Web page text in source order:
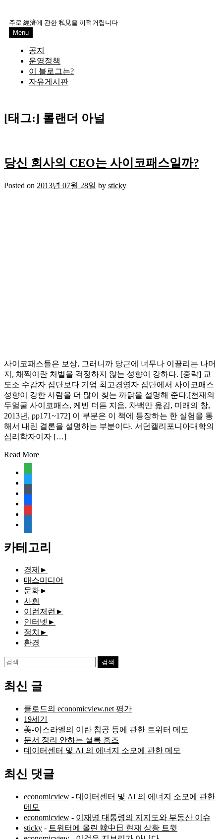
content
주로 經濟에 관한 私見을 끼적거립니다
Menu
공지
운영정책
이 블로그는?
자유게시판
[태그:] 롤랜더 아널
당신 회사의 CEO는 사이코패스일까?
Posted on 2013년 07월 28일 by sticky
사이코패스들은 보상, 그러니까 당근에 너무나 이끌리는 나머
지, 채찍이란 처벌을 걱정하지 않는 성향이 강하다. [중략] 교
도소 수감자 집단보다 기업 최고경영자 집단에서 사이코패스
성향이 강한 사람을 더 많이 찾는 까닭을 설명해 준다.[천재의
두얼굴 사이코패스, 케빈 더튼 지음, 차백만 옮김, 미래의 창,
2013년, pp171~172] 이 부분은 이 책에 등장하는 한 실험을 통
해서 내린 결론을 설명하는 부분이다. 서던캘리포니아대학의
심리학자이자 […]
Read More
document
카테고리
경제 ►
매스미디어
문화►
사회
이런저런 ►
인터넷 ►
정치 ►
환경
검
최신 글
클로드의 economicview.net 평가
19세기
美-이스라엘의 이란 침공 등에 관한 트위터 메모
문서 정리 안하는 셜록 홈즈
데이터센터 및 AI 의 에너지 소모에 관한 메모
최신 댓글
economicview - 데이터센터 및 AI 의 에너지 소모에 관한
메모
economicview - 이재명 대통령의 지지도와 부동산 이슈
sticky - 트위터에 올린 韓中日 현재 상황 트윗